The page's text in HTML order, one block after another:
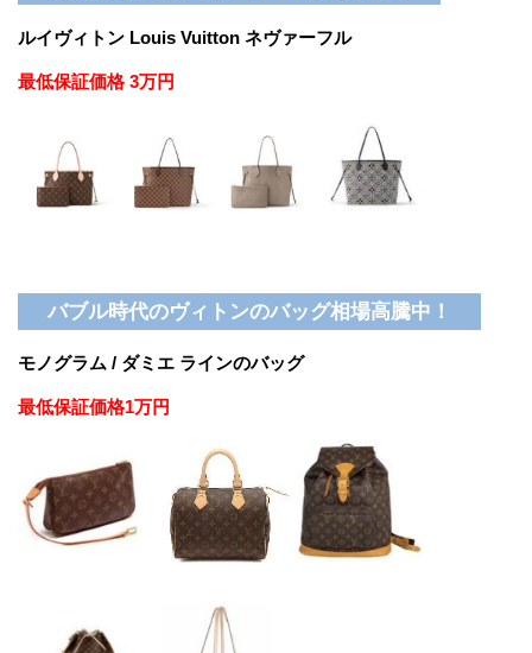
ルイヴィトン Louis Vuitton ネヴァーフル
最低保証価格 3万円
バブル時代のヴィトンのバッグ相場高騰中！
モノグラム / ダミエ ラインのバッグ
最低保証価格1万円